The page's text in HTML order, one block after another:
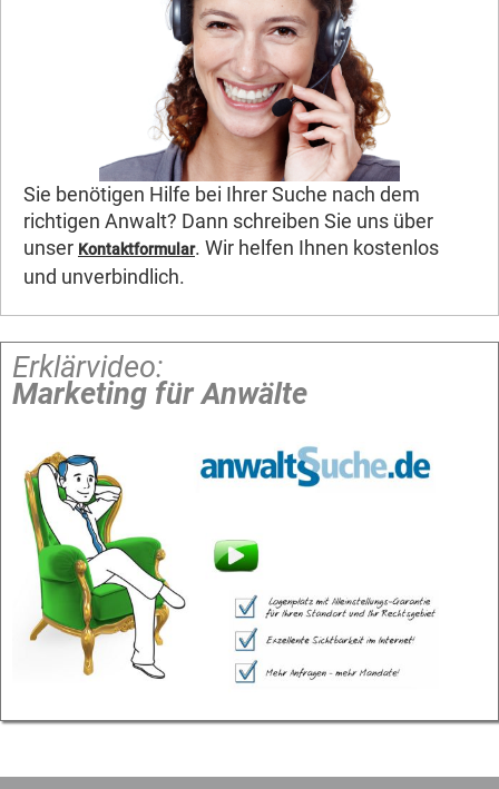
Sie benötigen Hilfe bei Ihrer Suche nach dem
richtigen Anwalt? Dann schreiben Sie uns über
unser Kontaktformular. Wir helfen Ihnen kostenlos
und unverbindlich.
Erklärvideo:
Marketing für Anwälte